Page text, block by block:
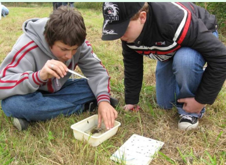
názvem
Mateřské
centrum
–
MC
Nová
Trojka